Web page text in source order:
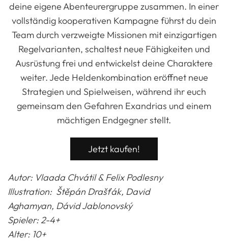
deine eigene Abenteurergruppe zusammen. In einer
vollständig kooperativen Kampagne führst du dein
Team durch verzweigte Missionen mit einzigartigen
Regelvarianten, schaltest neue Fähigkeiten und
Ausrüstung frei und entwickelst deine Charaktere
weiter. Jede Heldenkombination eröffnet neue
Strategien und Spielweisen, während ihr euch
gemeinsam den Gefahren Exandrias und einem
mächtigen Endgegner stellt.
Jetzt kaufen!
Autor: Vlaada Chvátil & Felix Podlesny
Illustration: Štěpán Drašťák, David
Aghamyan, Dávid Jablonovský
Spieler: 2-4+
Alter: 10+